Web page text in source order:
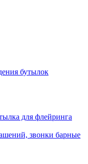
бутылок
для флейринга
звонки барные